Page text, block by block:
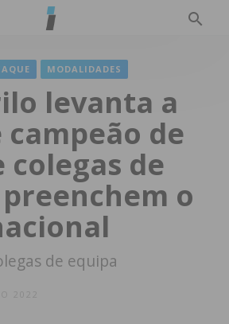
MODALIDADES
levanta a
campeão de
colegas de
o
de equipa